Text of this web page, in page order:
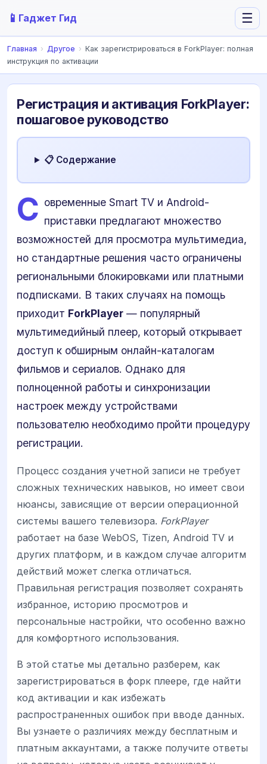
📱 Гаджет Гид ☰
Главная › Другое › Как зарегистрироваться в ForkPlayer: полная
инструкция по активации
Регистрация и активация ForkPlayer:
пошаговое руководство
📋 Содержание
С овременные Smart TV и Android-
приставки предлагают множество
возможностей для просмотра мультимедиа,
но стандартные решения часто ограничены
региональными блокировками или платными
подписками. В таких случаях на помощь
приходит ForkPlayer — популярный
мультимедийный плеер, который открывает
доступ к обширным онлайн-каталогам
фильмов и сериалов. Однако для
полноценной работы и синхронизации
настроек между устройствами
пользователю необходимо пройти процедуру
регистрации.
Процесс создания учетной записи не требует
сложных технических навыков, но имеет свои
нюансы, зависящие от версии операционной
системы вашего телевизора. ForkPlayer
работает на базе WebOS, Tizen, Android TV и
других платформ, и в каждом случае алгоритм
действий может слегка отличаться.
Правильная регистрация позволяет сохранять
избранное, историю просмотров и
персональные настройки, что особенно важно
для комфортного использования.
В этой статье мы детально разберем, как
зарегистрироваться в форк плеере, где найти
код активации и как избежать
распространенных ошибок при вводе данных.
Вы узнаете о различиях между бесплатным и
платным аккаунтами, а также получите ответы